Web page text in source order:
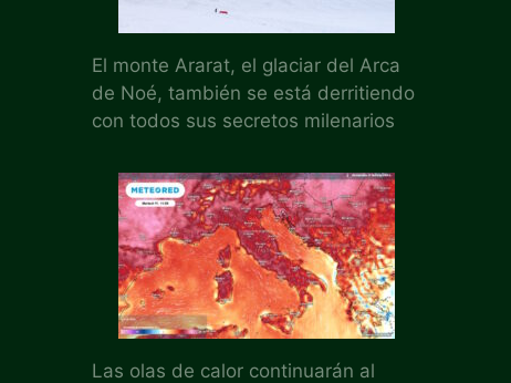
El monte Ararat, el glaciar del Arca
de Noé, también se está derritiendo
con todos sus secretos milenarios
Las olas de calor continuarán al